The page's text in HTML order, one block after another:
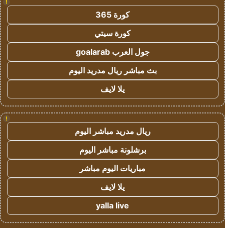
!
كورة 365
كورة سيتي
جول العرب goalarab
بث مباشر ريال مدريد اليوم
يلا لايف
!
ريال مدريد مباشر اليوم
برشلونة مباشر اليوم
مباريات اليوم مباشر
يلا لايف
yalla live